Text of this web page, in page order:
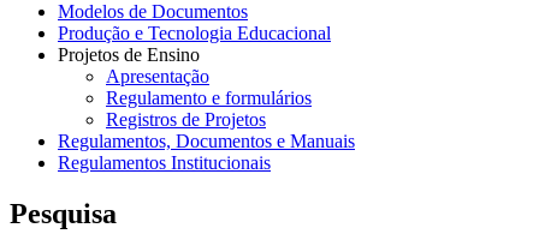
Modelos de Documentos
Produção e Tecnologia Educacional
Projetos de Ensino
Apresentação
Regulamento e formulários
Registros de Projetos
Regulamentos, Documentos e Manuais
Regulamentos Institucionais
Pesquisa